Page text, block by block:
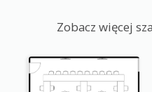
Zobacz więcej